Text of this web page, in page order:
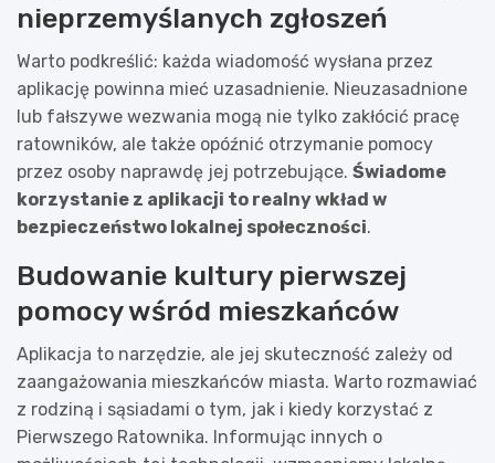
nieprzemyślanych zgłoszeń
Warto podkreślić: każda wiadomość wysłana przez
aplikację powinna mieć uzasadnienie. Nieuzasadnione
lub fałszywe wezwania mogą nie tylko zakłócić pracę
ratowników, ale także opóźnić otrzymanie pomocy
przez osoby naprawdę jej potrzebujące. Świadome
korzystanie z aplikacji to realny wkład w
bezpieczeństwo lokalnej społeczności.
Budowanie kultury pierwszej
pomocy wśród mieszkańców
Aplikacja to narzędzie, ale jej skuteczność zależy od
zaangażowania mieszkańców miasta. Warto rozmawiać
z rodziną i sąsiadami o tym, jak i kiedy korzystać z
Pierwszego Ratownika. Informując innych o